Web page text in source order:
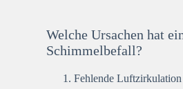
Welche Ursachen hat
Schimmelbefall?
Fehlende Luftzirkulation